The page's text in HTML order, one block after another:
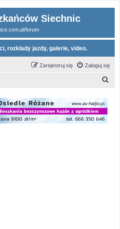
Siechnic
forum
rozkłady jazdy, galerie, video.
Zaloguj się
Zarejestruj się